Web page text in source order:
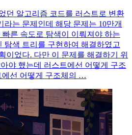
던 알고리즘 코드를 러스트로 변환
라는 문제인데 해당 문제는 10만개
른 속도로 탐색이 이뤄져야 하는
탐색 트리를 구현하여 해결하였고
이었다. 다만 이 문제를 해결하기 위
야 했는데 러스트에선 어떻게 구조
에선 어떻게 구조체의 …